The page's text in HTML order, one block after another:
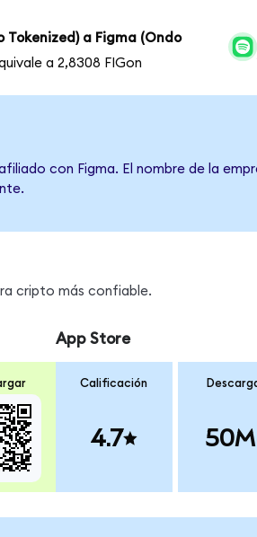
Tokenized) a Figma (Ondo
a 2,8308 FIGon
con Figma. El nombre de la
cripto más confiable.
App Store
Calificación
4.7